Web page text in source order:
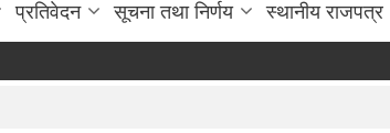
प्रतिवेदन सूचना तथा निर्णय स्थानीय राजपत्र